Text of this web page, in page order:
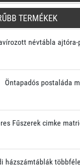
TERMÉKEK
névtábla
Öntapadós postaláda
Fűszerek cimke
házszámtáblák